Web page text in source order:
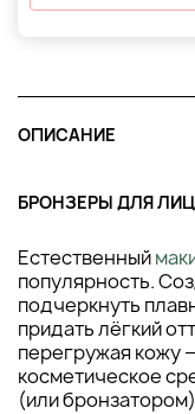
ОПИСАНИЕ
БРОНЗЕРЫ ДЛЯ
Естественный
популярность.
подчеркнуть
придать лёгкий
перегружая кожу
косметическое
(или